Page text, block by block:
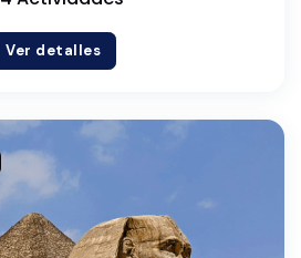
Ver detalles